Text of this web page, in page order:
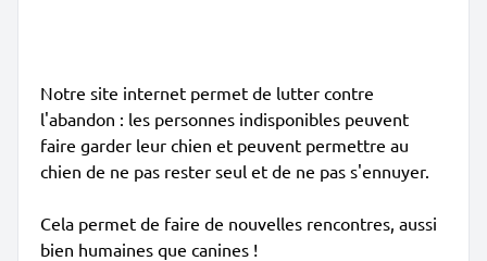
Notre site internet permet de lutter contre
l'abandon : les personnes indisponibles peuvent
faire garder leur chien et peuvent permettre au
chien de ne pas rester seul et de ne pas s'ennuyer.
Cela permet de faire de nouvelles rencontres, aussi
bien humaines que canines !